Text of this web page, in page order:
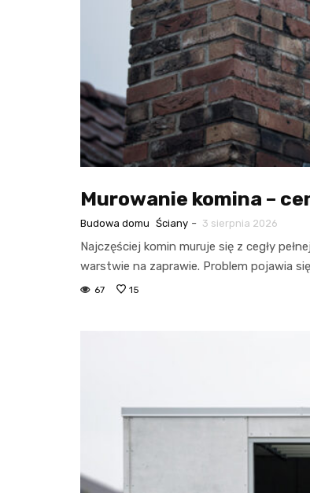
Murowanie komina –
Budowa domu Ściany - 3 sierpnia 2026
Najczęściej komin muruje się z cegły
warstwie na zaprawie. Problem pojawia
67 15